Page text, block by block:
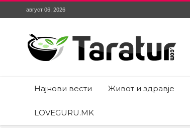
август 06, 2026
Најнови вести Живот и здравје
LOVEGURU.MK